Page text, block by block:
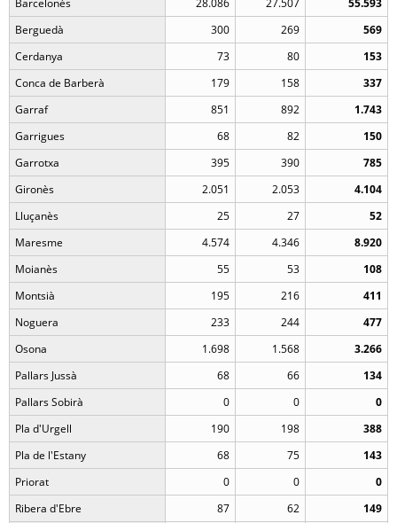
Barcelonès
28.086 27.507
55.593
Berguedà
300 269
569
Cerdanya
73 80
153
Conca de Barberà
179 158
337
Garraf
851 892
1.743
Garrigues
68 82
150
Garrotxa
395 390
785
Gironès
2.051 2.053
4.104
Lluçanès
25 27
52
Maresme
4.574 4.346
8.920
Moianès
55 53
108
Montsià
195 216
411
Noguera
233 244
477
Osona
1.698 1.568
3.266
Pallars Jussà
68 66
134
Pallars Sobirà
0 0
0
Pla d'Urgell
190 198
388
Pla de l'Estany
68 75
143
Priorat
0 0
0
Ribera d'Ebre
87 62
149